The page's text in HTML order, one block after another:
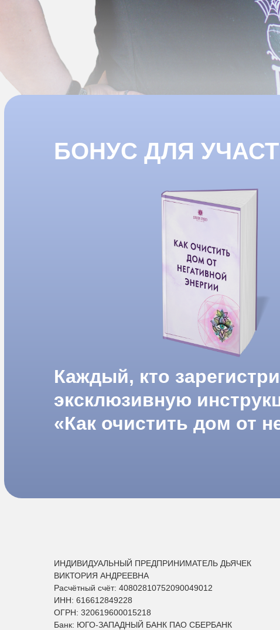
БОНУС ДЛЯ
Каждый, кто
эксклюзивную
«Как очистить дом от
ИНДИВИДУАЛЬНЫЙ ПРЕДПРИНИМАТЕЛЬ ДЬЯЧЕК
ВИКТОРИЯ АНДРЕЕВНА
Расчётный счёт: 40802810752090049012
ИНН: 616612849228
ОГРН: 320619600015218
Банк: ЮГО-ЗАПАДНЫЙ БАНК ПАО СБЕРБАНК